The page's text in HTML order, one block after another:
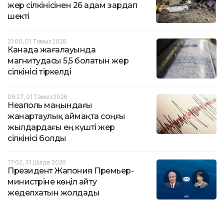
жер сілкінісінен 26 адам зардап
шекті
21:00, 01 Тамыз 2026
Канада жағалауында
магнитудасы 5,5 болатын жер
сілкінісі тіркелді
06:27, 01 Тамыз 2026
Неаполь маңындағы
жанартаулық аймақта соңғы
жылдардағы ең күшті жер
сілкінісі болды
17:02, 31 Шілде 2026
Президент Жапония Премьер-
министріне көңіл айту
жеделхатын жолдады